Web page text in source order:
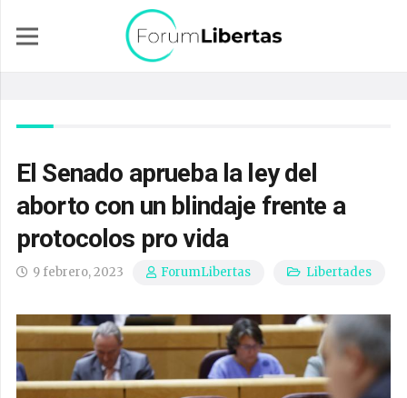
El Senado aprueba la ley del
aborto con un blindaje frente a
protocolos pro vida
9 febrero, 2023 ForumLibertas Libertades